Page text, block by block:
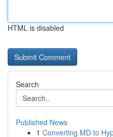
HTML is disabled
Search
Published News
1 Converting MD to